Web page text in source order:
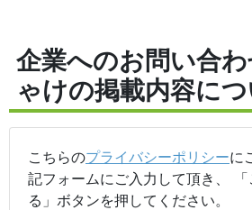
企業へのお問い合
ゃけの掲載内容につ
こちらのプライバシーポリシーに
記フォームにご入力して頂き、
る」ボタンを押してください。